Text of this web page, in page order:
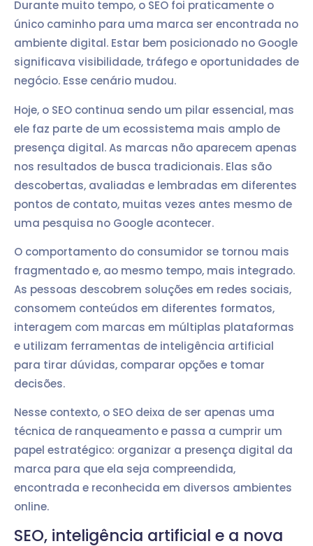
Durante muito tempo, o SEO foi praticamente o
único caminho para uma marca ser encontrada no
ambiente digital. Estar bem posicionado no Google
significava visibilidade, tráfego e oportunidades de
negócio. Esse cenário mudou.
Hoje, o SEO continua sendo um pilar essencial, mas
ele faz parte de um ecossistema mais amplo de
presença digital. As marcas não aparecem apenas
nos resultados de busca tradicionais. Elas são
descobertas, avaliadas e lembradas em diferentes
pontos de contato, muitas vezes antes mesmo de
uma pesquisa no Google acontecer.
O comportamento do consumidor se tornou mais
fragmentado e, ao mesmo tempo, mais integrado.
As pessoas descobrem soluções em redes sociais,
consomem conteúdos em diferentes formatos,
interagem com marcas em múltiplas plataformas
e utilizam ferramentas de inteligência artificial
para tirar dúvidas, comparar opções e tomar
decisões.
Nesse contexto, o SEO deixa de ser apenas uma
técnica de ranqueamento e passa a cumprir um
papel estratégico: organizar a presença digital da
marca para que ela seja compreendida,
encontrada e reconhecida em diversos ambientes
online.
SEO, inteligência artificial e a nova